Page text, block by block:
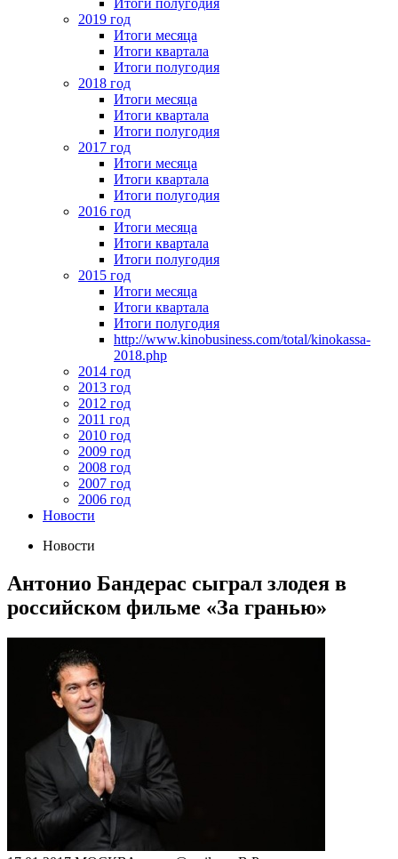
Итоги полугодия
2019 год
Итоги месяца
Итоги квартала
Итоги полугодия
2018 год
Итоги месяца
Итоги квартала
Итоги полугодия
2017 год
Итоги месяца
Итоги квартала
Итоги полугодия
2016 год
Итоги месяца
Итоги квартала
Итоги полугодия
2015 год
Итоги месяца
Итоги квартала
Итоги полугодия
http://www.kinobusiness.com/total/kinokassa-
2018.php
2014 год
2013 год
2012 год
2011 год
2010 год
2009 год
2008 год
2007 год
2006 год
Новости
Новости
Антонио Бандерас сыграл злодея в
российском фильме «За гранью»